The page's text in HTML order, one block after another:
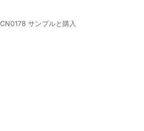
CN0178 サンプルと購入